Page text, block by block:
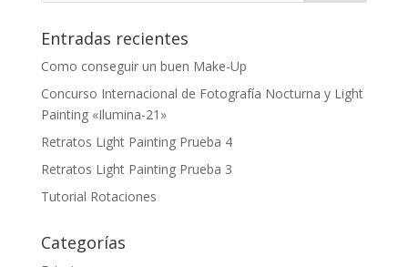
Entradas recientes
Como conseguir un buen Make-Up
Concurso Internacional de Fotografía Nocturna y Light
Painting «Ilumina-21»
Retratos Light Painting Prueba 4
Retratos Light Painting Prueba 3
Tutorial Rotaciones
Categorías